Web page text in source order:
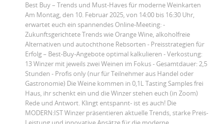
Best Buy – Trends und Must-Haves für moderne Weinkarten
Am Montag, den 10. Februar 2025, von 14:00 bis 16:30 Uhr,
erwartet euch ein spannendes Online-Meeting: -
Zukunftsgerichtete Trends wie Orange Wine, alkoholfreie
Alternativen und autochthone Rebsorten - Preisstrategien für
Erfolg – Best-Buy-Angebote optimal kalkulieren - Verkostung:
13 Winzer mit jeweils zwei Weinen im Fokus - Gesamtdauer: 2,5
Stunden - Profis only (nur für Teilnehmer aus Handel oder
Gastronomie) Die Weine kommen in 0,1L Tasting Samples frei
Haus, ihr schenkt ein und die Winzer stehen euch (in Zoom)
Rede und Antwort. Klingt entspannt- ist es auch! Die
MODERN:IST Winzer präsentieren aktuelle Trends, starke Preis-